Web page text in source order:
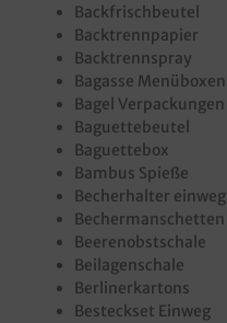
Backfrischbeutel
Backtrennpapier
Backtrennspray
Bagasse Menüboxen
Bagel Verpackungen
Baguettebeutel
Baguettebox
Bambus Spieße
Becherhalter einweg
Bechermanschetten
Beerenobstschale
Beilagenschale
Berlinerkartons
Besteckset Einweg